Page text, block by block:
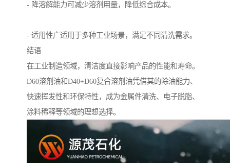
- 降溶解能力可减少溶剂用量，降低综合成本。
- 适用性广适用于多种工业场景，满足不同清洗需求。
结语
在工业制造领域，清洁度直接影响产品的性能和寿命。
D60溶剂油和D40+D60复合溶剂油凭借其的除油能力、
快速挥发性和环保特性，成为金属件清洗、电子脱脂、
涂料稀释等领域的理想选择。